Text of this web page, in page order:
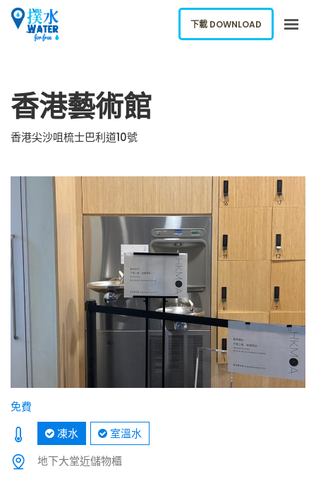
下載應用
ENGLISH
下載 DOWNLOAD
香港藝術館
香港尖沙咀梳士巴利道10號
免費
凍水
室溫水
地下大堂近儲物櫃
下載 DOWNLOAD